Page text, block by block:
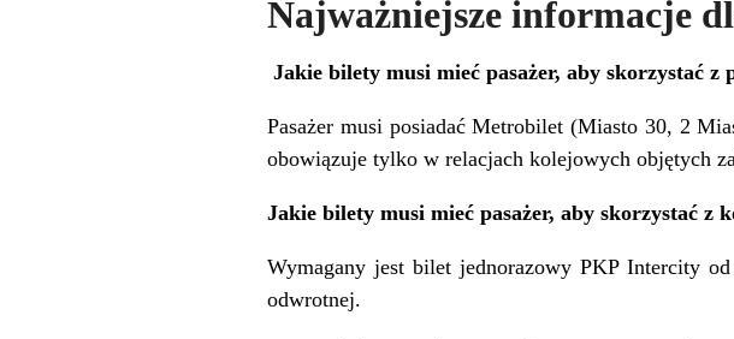
Najważniejsze informacje
Jakie bilety musi mieć pasażer, aby skorzystać z
Pasażer musi posiadać Metrobilet (Miasto 30, 2
obowiązuje tylko w relacjach kolejowych objętych
Jakie bilety musi mieć pasażer, aby skorzystać
Wymagany jest bilet jednorazowy PKP Intercity
odwrotnej.